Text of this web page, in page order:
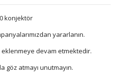
konjektör
yararlanın.
devam etmektedir.
göz atmayı unutmayın.